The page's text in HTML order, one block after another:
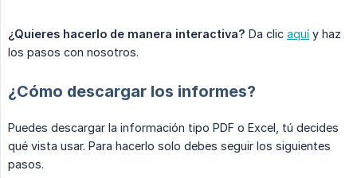
¿Quieres hacerlo de manera interactiva? Da clic aquí y haz
los pasos con nosotros.
¿Cómo descargar los informes?
Puedes descargar la información tipo PDF o Excel, tú decides
qué vista usar. Para hacerlo solo debes seguir los siguientes
pasos.